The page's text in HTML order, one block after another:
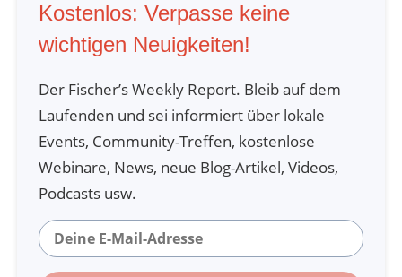
Wörter pro Tag, die man einfach nachschlägt und
wirklich sich so reinzieht, dass man sie konzeptionell
verstanden hat. Da fällt einem jetzt nicht wirklich ein
Ei aus der Hose oder sonst irgendwas, das geht
eigentlich nebenbei. Jetzt rechnen wir das mal aus.
Sind 1.500 Wörter pro Jahr, etwas mehr. Sind in
zehn Jahren 15.000 Wörter. Sind in 30 Jahren 45.000
Wörter.
Kostenlos: Verpasse keine
wichtigen Neuigkeiten!
Der Fischer’s Weekly Report. Bleib auf dem
Laufenden und sei informiert über lokale
Events, Community-Treffen, kostenlose
Webinare, News, neue Blog-Artikel, Videos,
Podcasts usw.